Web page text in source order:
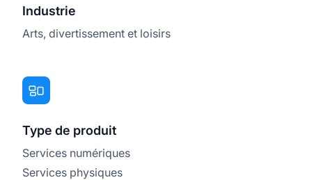
Industrie
Arts, divertissement et loisirs
Type de produit
Services numériques
Services physiques